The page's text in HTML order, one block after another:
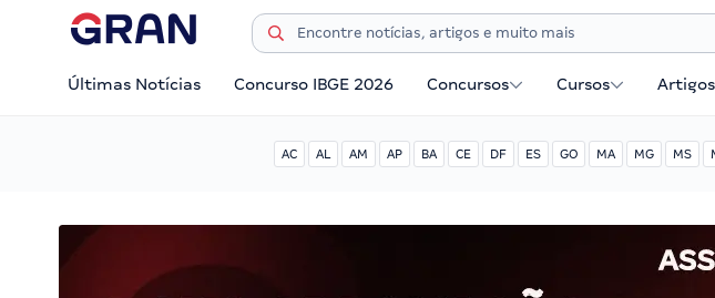
Últimas Notícias Concurso IBGE 2026 Concursos Cursos Artigos
AC AL AM AP BA CE DF ES GO MA MG MS